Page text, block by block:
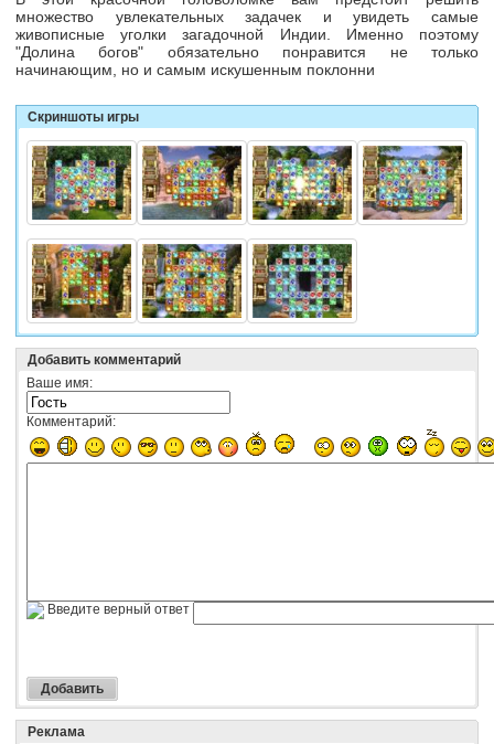
множество увлекательных задачек и увидеть самые
живописные уголки загадочной Индии. Именно поэтому
"Долина богов" обязательно понравится не только
начинающим, но и самым искушенным поклонни
Скриншоты игры
Добавить комментарий
Ваше имя:
Комментарий:
Введите верный ответ
Реклама